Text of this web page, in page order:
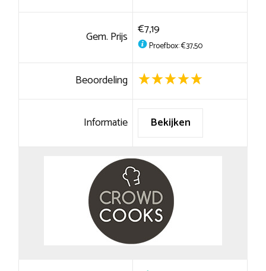
Gem. Prijs €7,19
Proefbox: €37,50
Beoordeling
Informatie Bekijken